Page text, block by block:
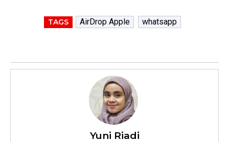
TAGS AirDrop Apple whatsapp
Yuni Riadi